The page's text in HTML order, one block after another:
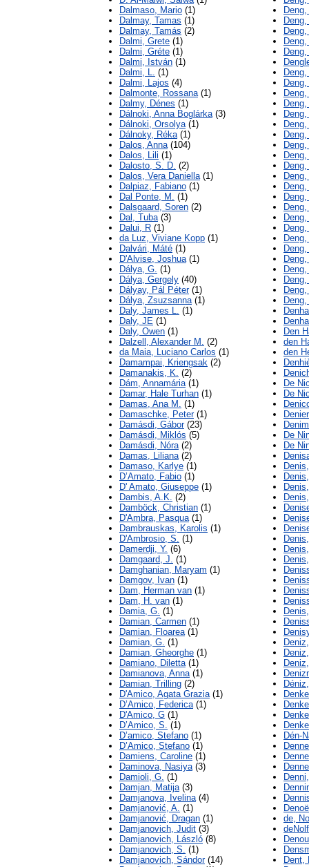
Dalmaso, Mario (1)
Dalmay, Tamas (1)
Dalmay, Tamás (2)
Dalmi, Grete (1)
Dalmi, Gréte (1)
Dalmi, István (1)
Dalmi, L. (1)
Dalmi, Lajos (4)
Dalmonte, Rossana(1)
Dalmy, Dénes (1)
Dálnoki, Anna Boglárka(3)
Dálnoki, Orsolya(1)
Dálnoky, Réka(1)
Dalos, Anna(104)
Dalos, Lili (1)
Dalosto, S. D. (2)
Dalos, Vera Daniella(1)
Dalpiaz, Fabiano (1)
Dal Ponte, M. (1)
Dalsgaard, Soren (2)
Dal, Tuba(3)
Dalui, R (1)
da Luz, Viviane Kopp (1)
Dalvári, Máté (1)
D'Alvise, Joshua(1)
Dálya, G. (1)
Dálya, Gergely (40)
Dályay, Pál Péter(1)
Dálya, Zsuzsanna(1)
Daly, James L. (1)
Daly, JE (1)
Daly, Owen (1)
Dalzell, Alexander M. (2)
da Maia, Luciano Carlos (1)
Damampai, Kriengsak (2)
Damanakis, K. (2)
Dám, Annamária(1)
Damar, Hale Turhan (1)
Damas, Ana M. (1)
Damaschke, Peter(1)
Damásdi, Gábor(23)
Damásdi, Miklós (5)
Damásdi, Nóra(2)
Damas, Liliana(2)
Damaso, Karlye (1)
D’Amato, Fabio (1)
D' Amato, Giuseppe (1)
Dambis, A.K. (2)
Damböck, Christian (1)
D'Ambra, Pasqua(1)
Dambrauskas, Karolis (1)
D'Ambrosio, S. (1)
Damerdji, Y. (6)
Damgaard, J. (1)
Damghanian, Maryam (1)
Damgov, Ivan (1)
Dam, Herman van (1)
Dam, H. van (1)
Damia, G. (1)
Damian, Carmen (1)
Damian, Floarea(1)
Damian, G. (1)
Damian, Gheorghe (1)
Damiano, Diletta(1)
Damianova, Anna(1)
Damian, Trilling (2)
D'Amico, Agata Grazia(1)
D’Amico, Federica(1)
D'Amico, G (1)
D’Amico, S. (1)
D’amico, Stefano (1)
D’Amico, Stefano (1)
Damiens, Caroline (1)
Daminova, Nasiya(3)
Damioli, G. (1)
Damjan, Matija(3)
Damjanova, Ivelina(4)
Damjanović, A. (1)
Damjanović, Dragan (1)
Damjanovich, Judit (3)
Damjanovich, László (8)
Damjanovich, S. (1)
Damjanovich, Sándor(14)
Den
den
den
De
De
De
De
Dén-
de,
Dent,